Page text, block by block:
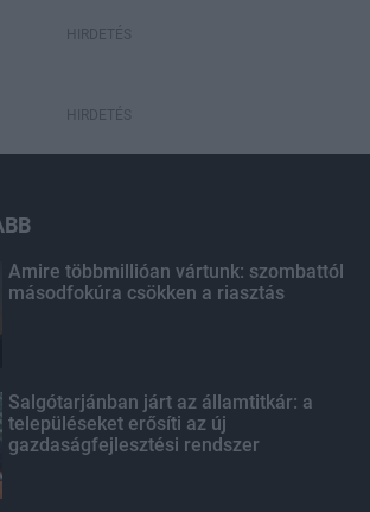
HIRDETÉS
HIRDETÉS
Amire többmillióan vártunk: szombattól
másodfokúra csökken a riasztás
Salgótarjánban járt az államtitkár: a
településeket erősíti az új
gazdaságfejlesztési rendszer